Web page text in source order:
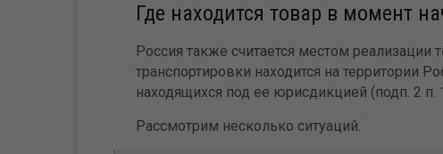
Где находится товар в момент
Россия также считается местом реализации
транспортировки находится на территории
находящихся под ее юрисдикцией (подп. 2 п.
Рассмотрим несколько ситуаций.